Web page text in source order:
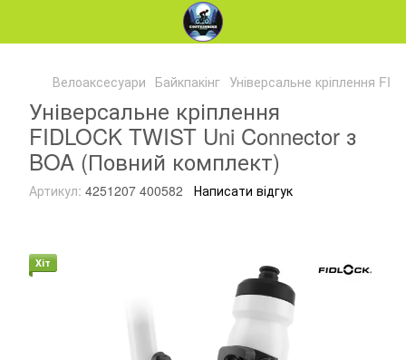
Велоаксесуари Байкпакінг Універсальне кріплення
Універсальне кріплення
FIDLOCK TWIST Uni Connector з
BOA (Повний комплект)
Артикул: 4251207 400582 Написати відгук
Хіт